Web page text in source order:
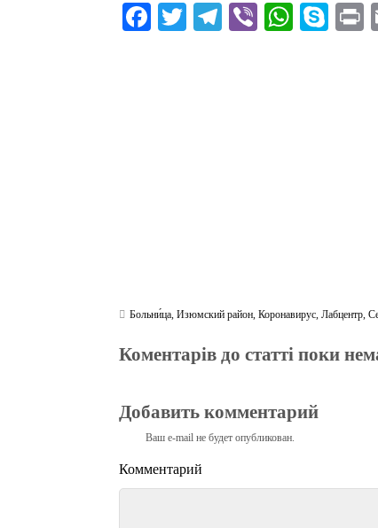
Fa T
Te Vi
W
S
Больни́ца,Изюмский район,Коронавирус,Лабцентр,
Коментарів до статті поки
Добавить комментарий
Ваш e-mail не будет опубликован.
Комментарий